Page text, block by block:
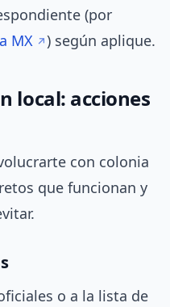
(por
MX ) según aplique.
local: acciones
con colonia
que funcionan y
o a la lista de